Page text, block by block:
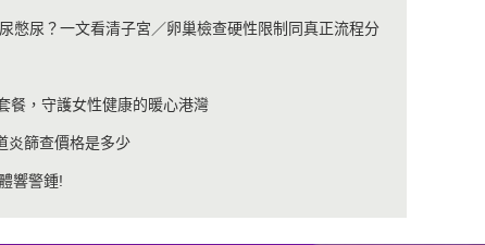
憋尿？一文看清子宮／卵巢檢查硬性限制同真正流程分
餐，守護女性健康的暖心港灣
炎篩查價格是多少
響警鍾!